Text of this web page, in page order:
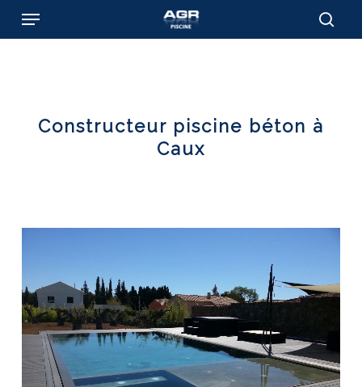
Menu
Constructeur piscine béton à
Caux